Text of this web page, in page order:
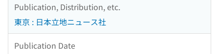
Publication, Distribution, etc.
東京 : 日本立地ニュース社
Publication Date